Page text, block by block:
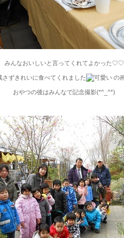
みんなおいしいと言ってくれてよかった♡♡
さずきれいに食べてくれました
おやつの後はみんなで記念撮影(*^_^*)